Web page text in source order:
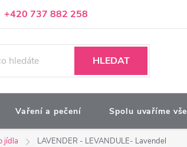
+420 737 882 258
ochrany osobních údajů
HLEDAT
Vaření a pečení Spolu uvaříme vše
jídla LAVENDER - LEVANDULE- Lavendel